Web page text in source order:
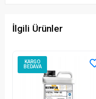
İlgili Ürünler
KARGO
BEDAVA